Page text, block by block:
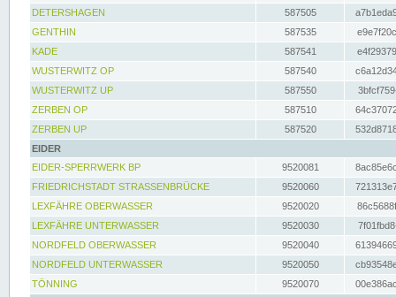
DETERSHAGEN
587505
GENTHIN
587535
KADE
587541
WUSTERWITZ OP
587540
WUSTERWITZ UP
587550
ZERBEN OP
587510
ZERBEN UP
587520
EIDER
EIDER-SPERRWERK BP
9520081
FRIEDRICHSTADT STRASSENBRÜCKE
9520060
LEXFÄHRE OBERWASSER
9520020
LEXFÄHRE UNTERWASSER
9520030
NORDFELD OBERWASSER
9520040
NORDFELD UNTERWASSER
9520050
TÖNNING
9520070